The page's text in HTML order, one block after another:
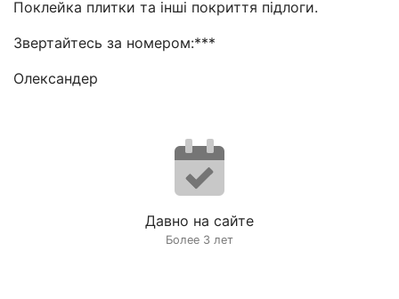
Поклейка плитки та інші покриття підлоги.
Звертайтесь за номером:***
Олександер
Давно на сайте
Более 3 лет